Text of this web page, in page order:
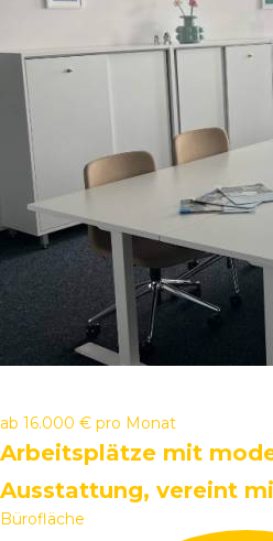
ab 16.000 € pro Monat
Arbeitsplätze mit
Ausstattung, vereint
Bürofläche